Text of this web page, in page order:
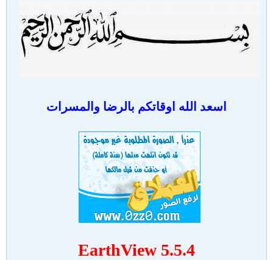
اسعد الله اوقاتكم بالرضا والمسرات
EarthView 5.5.4